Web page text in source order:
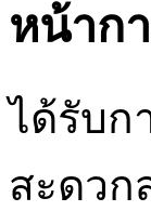
หน้าก
ได้รับก
สะดวก